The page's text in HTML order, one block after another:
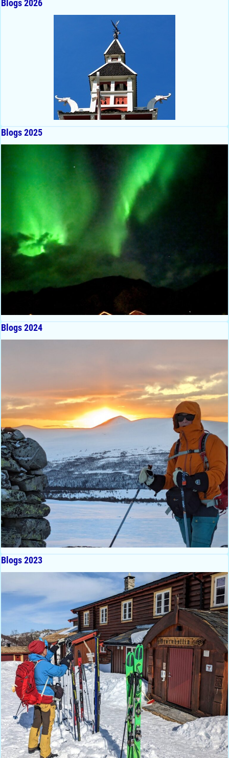
Blogs 2026
Blogs 2025
Blogs 2024
Blogs 2023